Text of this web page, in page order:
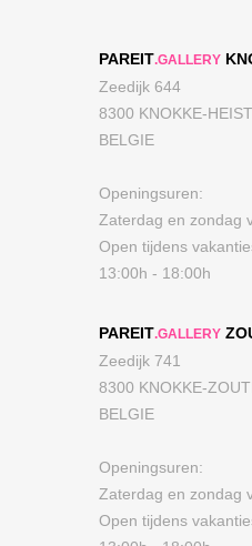
PAREIT.GALLERY
Zeedijk 644
8300 KNOKKE-HEIST
BELGIE
Openingsuren:
Zaterdag en zondag
Open tijdens
13:00h - 18:00h
PAREIT.GALLERY
Zeedijk 741
8300 KNOKKE-
BELGIE
Openingsuren:
Zaterdag en zondag
Open tijdens